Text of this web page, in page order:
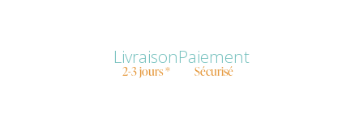
Livraison
2-3 jours *
Paiement
Sécurisé